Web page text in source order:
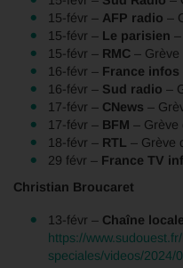
15-févr – AFP radio –
15-févr – Le parisien
15-févr – RMC – Grève
16-févr – France infos
16-févr – Sud radio –
17-févr – CNews –
17-févr – BFM – Grève
18-févr – RTL – Grève
29 févr – France TV
Christian Broucaret
13-févr – Chaîne
https://
speciales/videos/2024/